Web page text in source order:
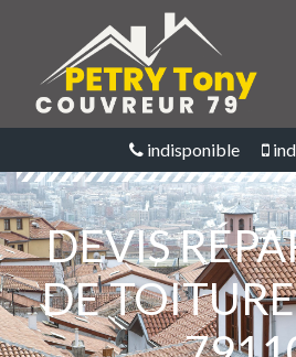
indisponible
DEVIS
DE